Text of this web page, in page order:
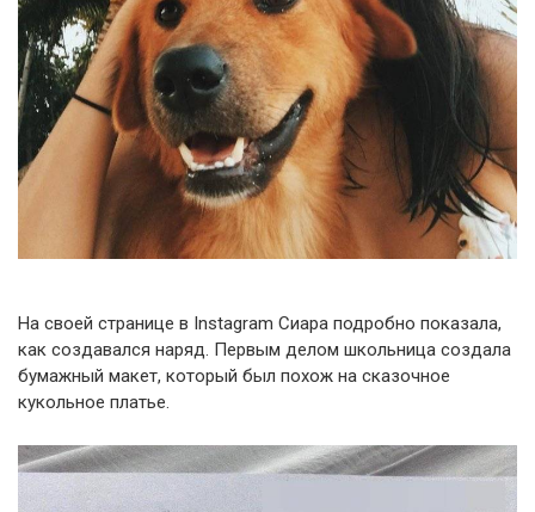
На своей странице в Instagram Сиара подробно показала,
как создавался наряд. Первым делом школьница создала
бумажный макет, который был похож на сказочное
кукольное платье.